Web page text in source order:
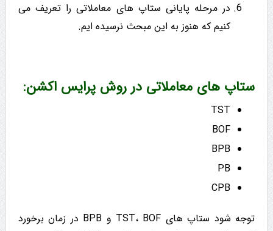
در مرحله پایانی ستاپ های معاملاتی را تعریف می
کنیم که هنوز به این مبحث نرسیده ایم.
ستاپ های معاملاتی در روش پرایس اکشن:
TST
BOF
BPB
PB
CPB
توجه شود ستاپ های TST، BOF و BPB در زمان برخورد